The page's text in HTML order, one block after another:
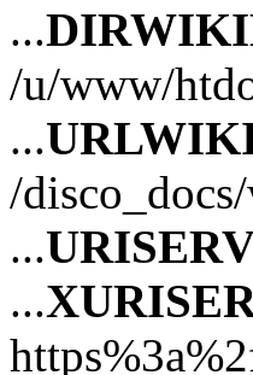
...
/u/www/
...
/
...
...